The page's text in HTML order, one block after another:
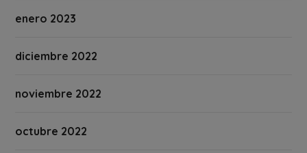
enero 2023
diciembre 2022
noviembre 2022
octubre 2022